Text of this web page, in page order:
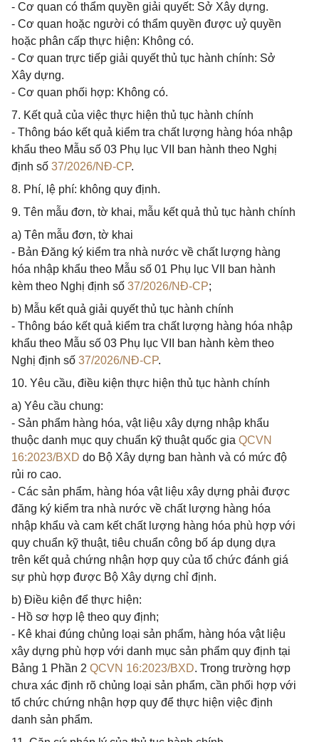
- Cơ quan có thẩm quyền giải quyết: Sở Xây dựng.
- Cơ quan hoặc người có thẩm quyền được uỷ quyền
hoặc phân cấp thực hiện: Không có.
- Cơ quan trực tiếp giải quyết thủ tục hành chính: Sở
Xây dựng.
- Cơ quan phối hợp: Không có.
7. Kết quả của việc thực hiện thủ tục hành chính
- Thông báo kết quả kiểm tra chất lượng hàng hóa nhập
khẩu theo Mẫu số 03 Phụ lục VII ban hành theo Nghị
định số 37/2026/NĐ-CP.
8. Phí, lệ phí: không quy định.
9. Tên mẫu đơn, tờ khai, mẫu kết quả thủ tục hành chính
a) Tên mẫu đơn, tờ khai
- Bản Đăng ký kiểm tra nhà nước về chất lượng hàng
hóa nhập khẩu theo Mẫu số 01 Phụ lục VII ban hành
kèm theo Nghị định số 37/2026/NĐ-CP;
b) Mẫu kết quả giải quyết thủ tục hành chính
- Thông báo kết quả kiểm tra chất lượng hàng hóa nhập
khẩu theo Mẫu số 03 Phụ lục VII ban hành kèm theo
Nghị định số 37/2026/NĐ-CP.
10. Yêu cầu, điều kiện thực hiện thủ tục hành chính
a) Yêu cầu chung:
- Sản phẩm hàng hóa, vật liệu xây dựng nhập khẩu
thuộc danh mục quy chuẩn kỹ thuật quốc gia QCVN
16:2023/BXD do Bộ Xây dựng ban hành và có mức độ
rủi ro cao.
- Các sản phẩm, hàng hóa vật liệu xây dựng phải được
đăng ký kiểm tra nhà nước về chất lượng hàng hóa
nhập khẩu và cam kết chất lượng hàng hóa phù hợp với
quy chuẩn kỹ thuật, tiêu chuẩn công bố áp dụng dựa
trên kết quả chứng nhận hợp quy của tổ chức đánh giá
sự phù hợp được Bộ Xây dựng chỉ định.
b) Điều kiện để thực hiện:
- Hồ sơ hợp lệ theo quy định;
- Kê khai đúng chủng loại sản phẩm, hàng hóa vật liệu
xây dựng phù hợp với danh mục sản phẩm quy định tại
Bảng 1 Phần 2 QCVN 16:2023/BXD. Trong trường hợp
chưa xác định rõ chủng loại sản phẩm, cần phối hợp với
tổ chức chứng nhận hợp quy để thực hiện việc định
danh sản phẩm.